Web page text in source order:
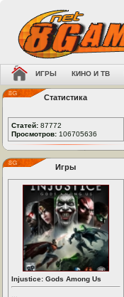
ИГРЫ КИНО И ТВ
Статистика
Статей: 87772
Просмотров: 106705636
Игры
Injustice: Gods Among Us